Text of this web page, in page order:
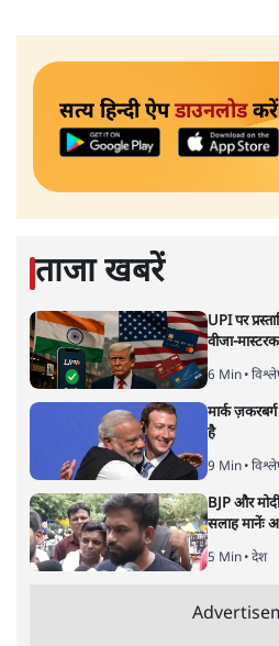
सत्य हिन्दी ऐपडाउनलोडकरें
ताजा खबरें
UPI पर
वीजा-
6 Min•
मार्क
है
9 Min•
BJP और
सलाह मानेंः
5 Min• देश